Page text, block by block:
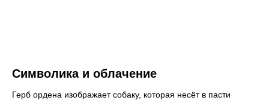
Символика и облачение
Герб ордена изображает собаку, которая несёт в пасти